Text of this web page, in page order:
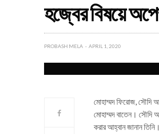
হজ্বের বিষয়ে
PROBASH MELA APRIL 1, 2020
মোহাম্মদ ফিরোজ, সৌদি
মোহাম্মদ বাতেন। সৌদি
করার আহ্বান জানান